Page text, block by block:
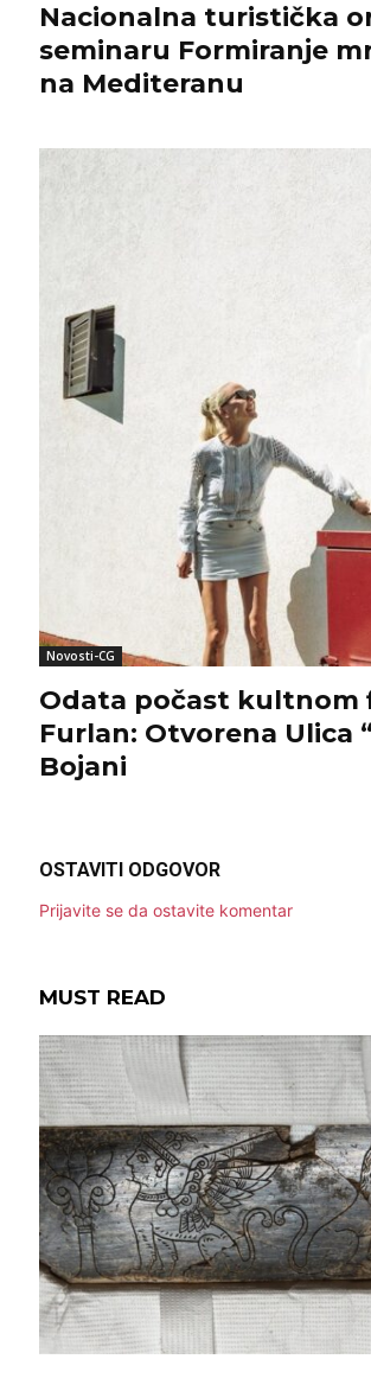
Nacionalna turistička
seminaru Formiranje
na Mediteranu
Novosti-CG
Odata počast kultnom
Furlan: Otvorena Ulica
Bojani
OSTAVITI ODGOVOR
Prijavite se da ostavite komentar
MUST READ